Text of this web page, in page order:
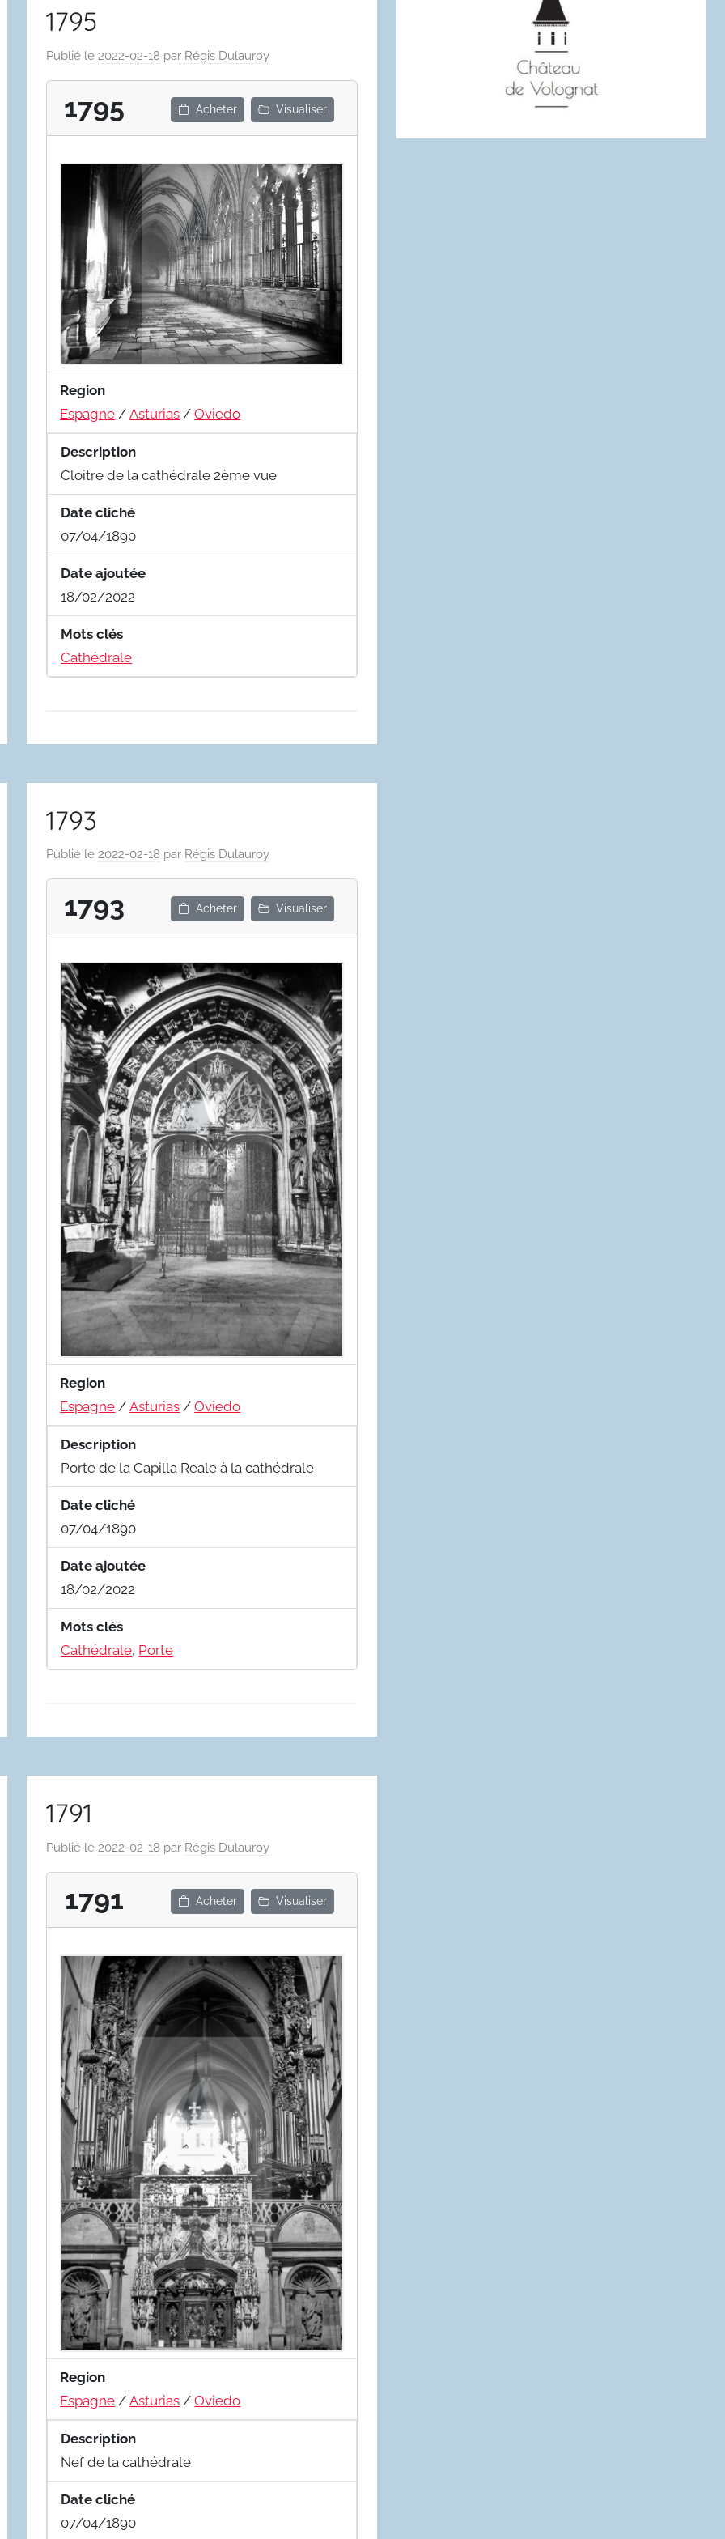
1795
Publié le2022-02-18 par Régis Dulauroy
1795 Acheter Visualiser
Region
Espagne /Asturias /Oviedo
Description
Cloitre de la cathédrale 2ème vue
Date cliché
07/04/1890
Date ajoutée
18/02/2022
Mots clés
Cathédrale
1793
Publié le2022-02-18 par Régis Dulauroy
1793 Acheter Visualiser
Region
Espagne /Asturias /Oviedo
Description
Porte de la Capilla Reale à la cathédrale
Date cliché
07/04/1890
Date ajoutée
18/02/2022
Mots clés
Cathédrale, Porte
1791
Publié le 2022-02-18 par Régis Dulauroy
1791 Acheter Visualiser
Region
Espagne /Asturias /Oviedo
Description
Nef de la cathédrale
Date cliché
07/04/1890